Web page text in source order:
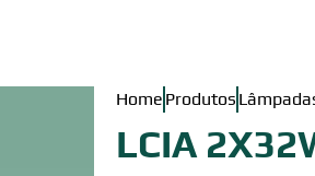
Home Produtos
LCIA